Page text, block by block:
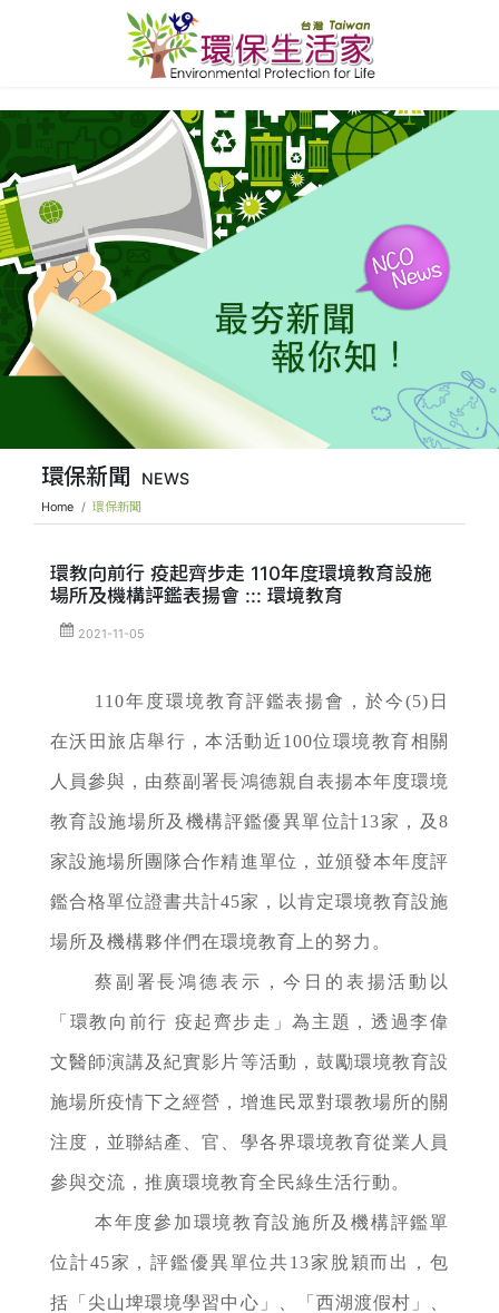
環保新聞 NEWS
Home 環保新聞
環教向前行 疫起齊步走 110年度環境教育設施
場所及機構評鑑表揚會 ::: 環境教育
2021-11-05
110年度環境教育評鑑表揚會，於今(5)日
在沃田旅店舉行，本活動近100位環境教育相關
人員參與，由蔡副署長鴻德親自表揚本年度環境
教育設施場所及機構評鑑優異單位計13家，及8
家設施場所團隊合作精進單位，並頒發本年度評
鑑合格單位證書共計45家，以肯定環境教育設施
場所及機構夥伴們在環境教育上的努力。
蔡副署長鴻德表示，今日的表揚活動以
「環教向前行 疫起齊步走」為主題，透過李偉
文醫師演講及紀實影片等活動，鼓勵環境教育設
施場所疫情下之經營，增進民眾對環教場所的關
注度，並聯結產、官、學各界環境教育從業人員
參與交流，推廣環境教育全民綠生活行動。
本年度參加環境教育設施所及機構評鑑單
位計45家，評鑑優異單位共13家脫穎而出，包
括「尖山埤環境學習中心」、「西湖渡假村」、